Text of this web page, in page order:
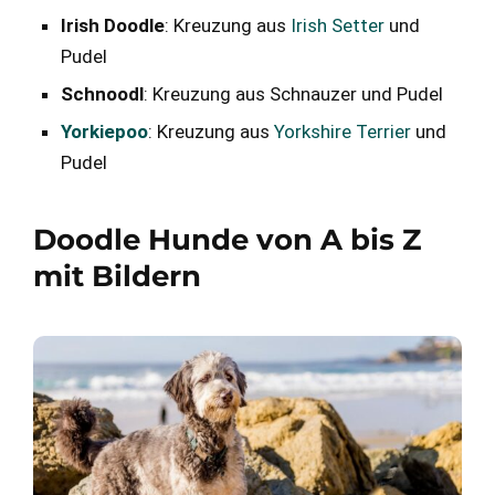
Irish Doodle: Kreuzung aus Irish Setter und
Pudel
Schnoodl: Kreuzung aus Schnauzer und Pudel
Yorkiepoo: Kreuzung aus Yorkshire Terrier und
Pudel
Doodle Hunde von A bis Z
mit Bildern